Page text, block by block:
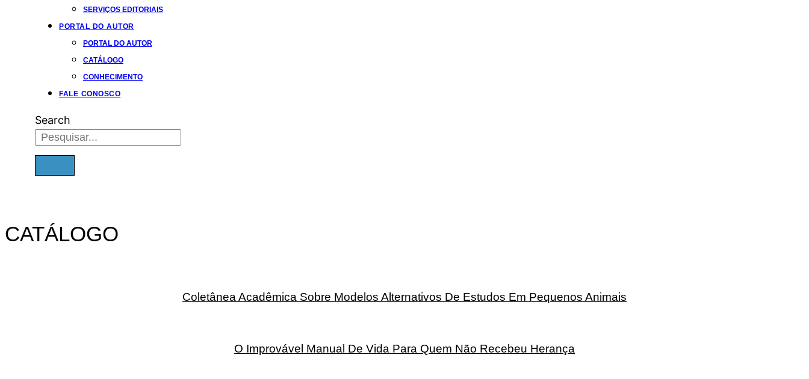
SERVIÇOS EDITORIAIS
PORTAL DO AUTOR
PORTAL DO AUTOR
CATÁLOGO
CONHECIMENTO
FALE CONOSCO
Search
CATÁLOGO
Coletânea Acadêmica Sobre Modelos Alternativos De Estudos Em Pequenos Animais
O Improvável Manual De Vida Para Quem Não Recebeu Herança